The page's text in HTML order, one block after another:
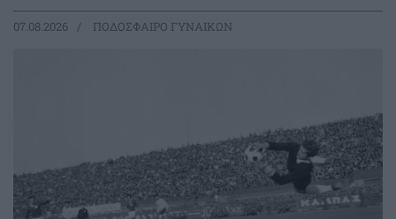
07.08.2026 ΠΟΔΟΣΦΑΙΡΟ ΓΥΝΑΙΚΩΝ